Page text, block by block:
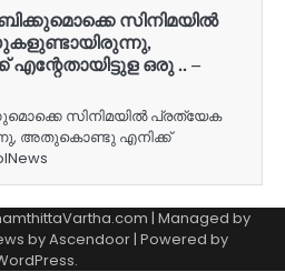
സിനിമയിൽ
ഒരു .. –
സിനിമയിൽ പ്രത്യേക
അതുകൊണ്ടു എനിക്ക്
| Managed by
byAscendoor| Powered by
.